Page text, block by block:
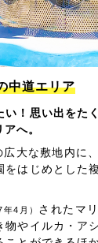
中道エリア
い！思い出をた
へ。
大な敷地内に
はじめとした
年4月） されたマ
やイルカ・ア